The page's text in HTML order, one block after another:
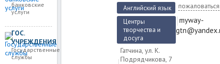
банковские
услуги
ГОС.
УЧРЕЖДЕНИЯ
Государственные
службы
Английский язык
Центры
творчества и
досуга
Гатчина, ул. К.
Подрядчикова, 7
пожаловаться
myway-